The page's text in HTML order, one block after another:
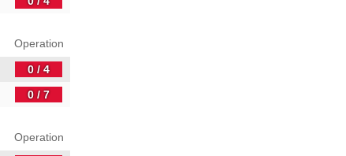
Operation
0 / 4
0 / 7
Operation